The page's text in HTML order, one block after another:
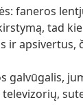
faneros
tad
ir apsivertus,
galvūgalis,